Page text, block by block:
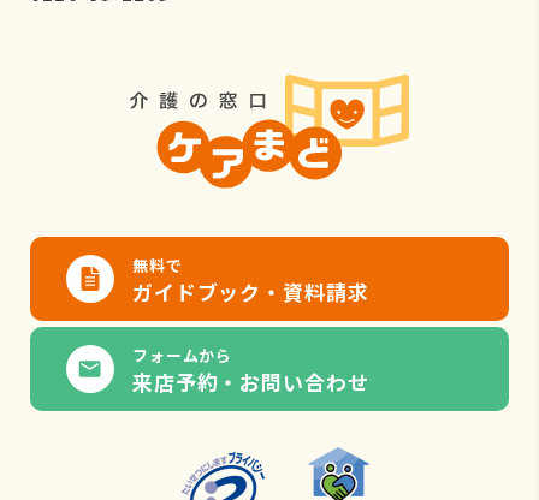
無料で
ガイドブック・資料請求
フォームから
来店予約・お問い合わせ